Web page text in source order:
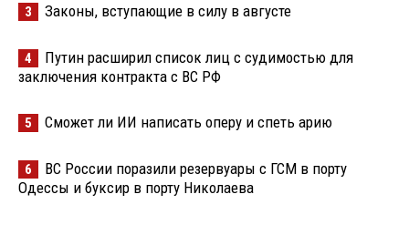
3 Законы, вступающие в силу в августе
4
Путин расширил список лиц с судимостью для
заключения контракта с ВС РФ
5 Сможет ли ИИ написать оперу и спеть арию
6
ВС России поразили резервуары с ГСМ в порту
Одессы и буксир в порту Николаева